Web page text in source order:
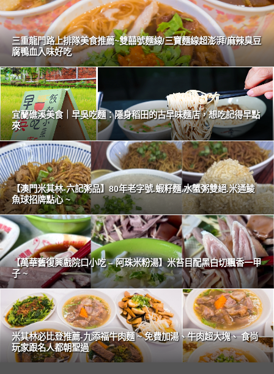
三重龍門路上排隊美食推薦~雙囍號麵線/三寶麵線超澎湃/麻辣臭豆
腐鴨血入味好吃
宜蘭礁溪美食｜早吳吃麵：隱身稻田的古早味麵店，想吃記得早點
來
【澳門米其林-六記粥品】80年老字號.蝦籽麵.水蟹粥雙絕.米通鯪
魚球招牌點心 ~
【萬華舊復興戲院口小吃 – 阿珠米粉湯】米苔目配黑白切飄香一甲
子 ~
米其林必比登推薦-九添福牛肉麵 ~ 免費加湯、牛肉超大塊、 食尚
玩家跟名人都朝聖過